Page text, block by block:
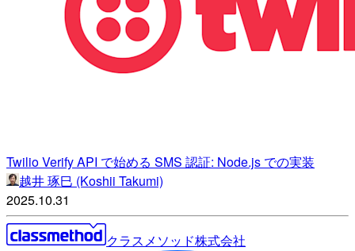
Twilio Verify API で始める SMS 認証: Node.js での実装
越井 琢巳 (Koshii Takumi)
2025.10.31
クラスメソッド株式会社